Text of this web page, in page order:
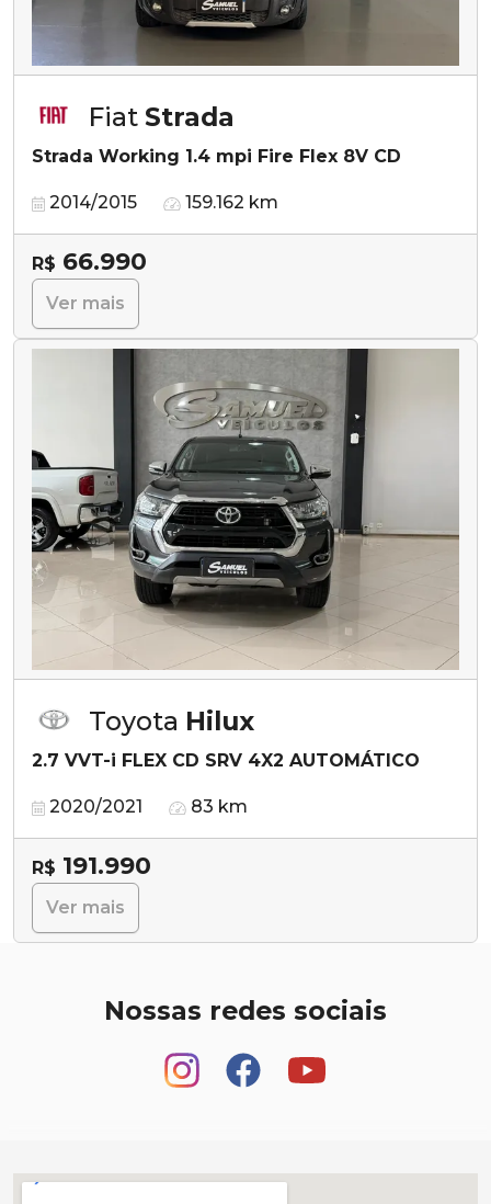
Fiat Strada
Strada Working 1.4 mpi Fire Flex 8V CD
2014/2015 159.162 km
R$ 66.990
Ver mais
Toyota Hilux
2.7 VVT-i FLEX CD SRV 4X2 AUTOMÁTICO
2020/2021 83 km
R$ 191.990
Ver mais
Nossas redes sociais